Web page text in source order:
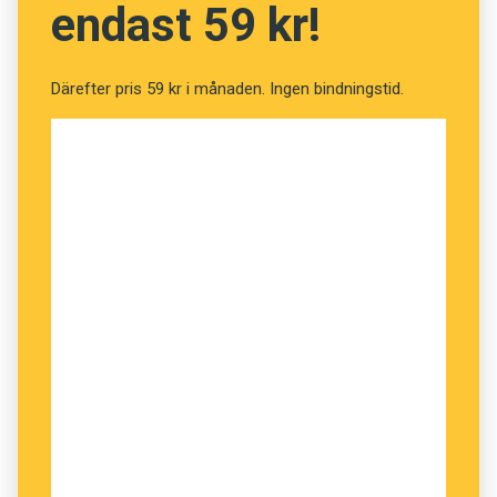
genom att besvara en fråga. Varje dag behöver
första bokstaven i landets namn ingår i
tävlingsordet. För att bilda tävlingsordet
endast 59 kr!
Därefter pris 59 kr i månaden. Ingen bindningstid.